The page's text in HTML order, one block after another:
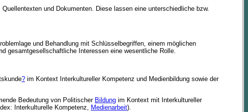
und Dokumenten. Diese lassen eine unterschiedliche bzw.
und Behandlung mit Schlüsselbegriffen, einem möglichen
gesamtgesellschaftliche Interessen eine wesentliche Rolle.
? im Kontext Interkultureller Kompetenz und Medienbildung sowie der
Bedeutung von Politischer Bildung im Kontext mit Interkultureller
Interkulturelle Kompetenz, Medienarbeit).